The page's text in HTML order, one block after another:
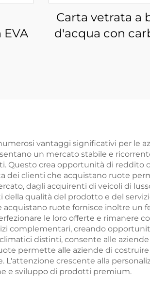
Carta vetrata a
d'acqua con
vantaggi significativi per le
un mercato stabile e
Questo crea opportunità di reddito
dei clienti che acquistano ruote
dagli acquirenti di veicoli di
qualità del prodotto e del
ruote fornisce inoltre un
le loro offerte e rimanere
creando
distinti, consente alle
permette alle aziende di
crescente alla
e sviluppo di prodotti premium.